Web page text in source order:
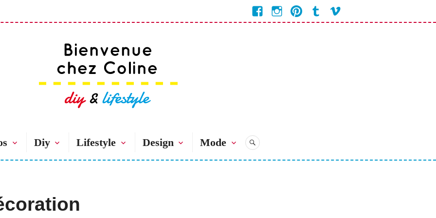
Facebook
Bienvenue
Chez
Instagram
Bienvenue
Chez
Pinterest
Bienvenue
Chez
Tumblr
Bienvenue
Chezchez
Bienvenue chez Coline
Diy Lifestyle Design Mode RECHERCHE